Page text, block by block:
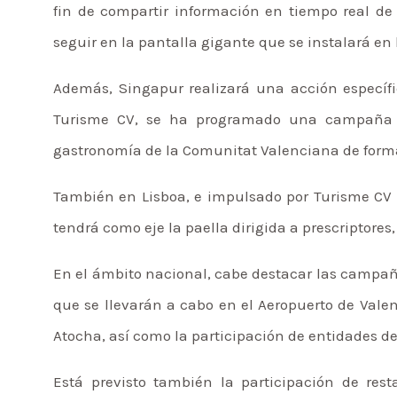
fin de compartir información en tiempo real
seguir en la pantalla gigante que se instalará en
Además, Singapur realizará una acción
Turisme CV, se ha programado una
gastronomía de la Comunitat Valenciana de
También en Lisboa, e impulsado por Turisme
tendrá como eje la paella dirigida a
En el ámbito nacional, cabe destacar las
que se llevarán a cabo en el Aeropuerto de
Atocha, así como la participación de entidades
Está previsto también la participación de